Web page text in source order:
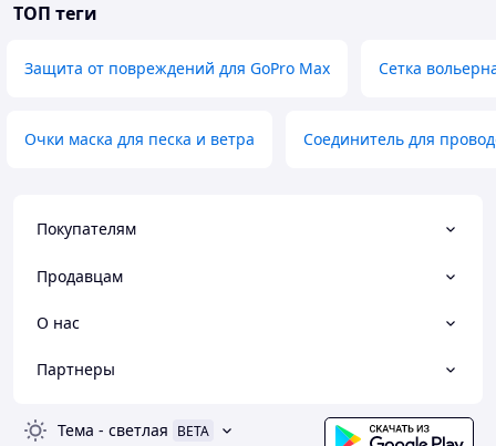
ТОП теги
Защита от повреждений для GoPro Max Сетка
Очки маска для песка и ветра Соединитель для
Покупателям
Продавцам
О нас
Партнеры
Тема - светлая BETA